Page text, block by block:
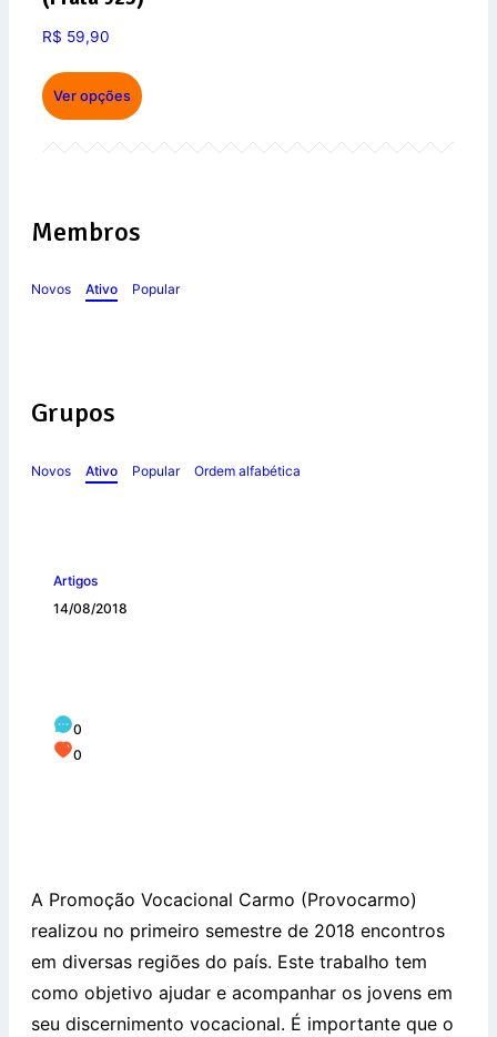
R$ 59,90
Ver opções
Membros
Novos Ativo Popular
Grupos
Novos Ativo Popular Ordem alfabética
Artigos
14/08/2018
0
0
A Promoção Vocacional Carmo (Provocarmo)
realizou no primeiro semestre de 2018 encontros
em diversas regiões do país. Este trabalho tem
como objetivo ajudar e acompanhar os jovens em
seu discernimento vocacional. É importante que o